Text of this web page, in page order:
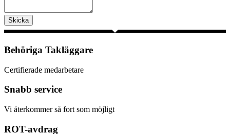
Skicka
Behöriga Takläggare
Certifierade medarbetare
Snabb service
Vi återkommer så fort som möjligt
ROT-avdrag